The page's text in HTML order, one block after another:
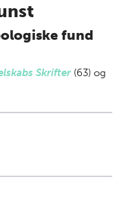
fund
Skrifter (63) og